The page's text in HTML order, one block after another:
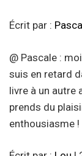
Écrit par :
@ Pascale :
suis en retard
livre à un autre
prends du
enthousiasme !